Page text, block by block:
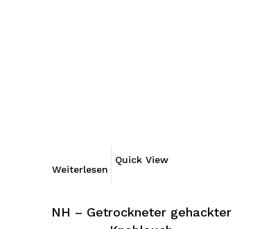
Weiterlesen
Quick View
NH – Getrockneter gehackter